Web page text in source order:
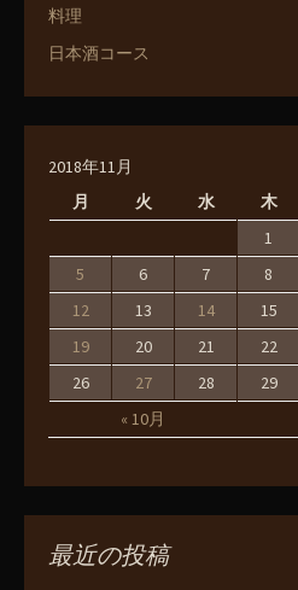
料理
日本酒コース
2018年11月
月
火 水 木
« 10月
1
5
6 7 8
12
13 14 15
19
20 21 22
26
27 28 29
最近の投稿